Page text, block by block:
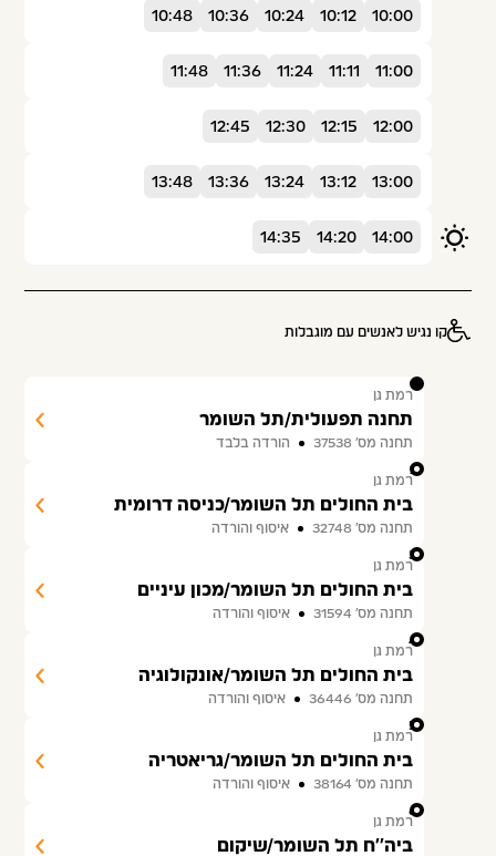
10:00
10:12
10:24
10:36
10:48
11:00
11:11
11:24
11:36
11:48
12:00
12:15
12:30
12:45
13:00
13:12
13:24
13:36
13:48
14:00
14:20
14:35
קו נגיש לאנשים עם מוגבלות
1
רמת גן
תחנה תפעולית/תל השומר
תחנה מס׳ 37538 הורדה בלבד
2
רמת גן
בית החולים תל השומר/כניסה דרומית
תחנה מס׳ 32748 איסוף והורדה
3
רמת גן
בית החולים תל השומר/מכון עיניים
תחנה מס׳ 31594 איסוף והורדה
4
רמת גן
בית החולים תל השומר/אונקולוגיה
תחנה מס׳ 36446 איסוף והורדה
5
רמת גן
בית החולים תל השומר/גריאטריה
תחנה מס׳ 38164 איסוף והורדה
6
רמת גן
ביה''ח תל השומר/שיקום